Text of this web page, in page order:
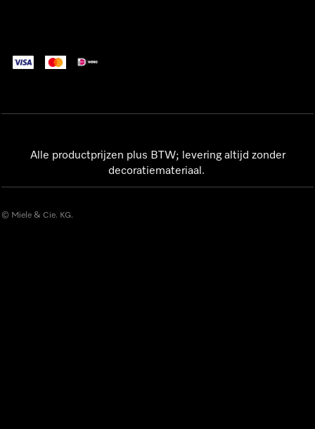
Alle productprijzen plus BTW; levering altijd zonder
decoratiemateriaal.
© Miele & Cie. KG.